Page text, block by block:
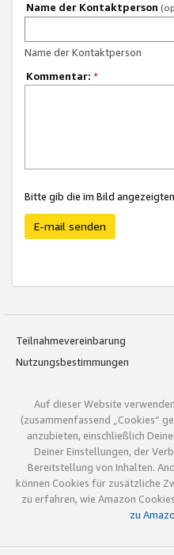
Name der Kontaktperson
Name der Kontaktperson
Kommentar: *
Bitte gib die im Bild
E-mail senden
Teilnahmevereinbarung
Nutzungsbestimmungen
Auf dieser Website
(zusammenfassend „Cookies“
anzubieten, einschließlich
Deiner Einstellungen, der
Bereitstellung von Inhalten.
können Cookies für zusätzliche
zu erfahren, wie Amazon
zu